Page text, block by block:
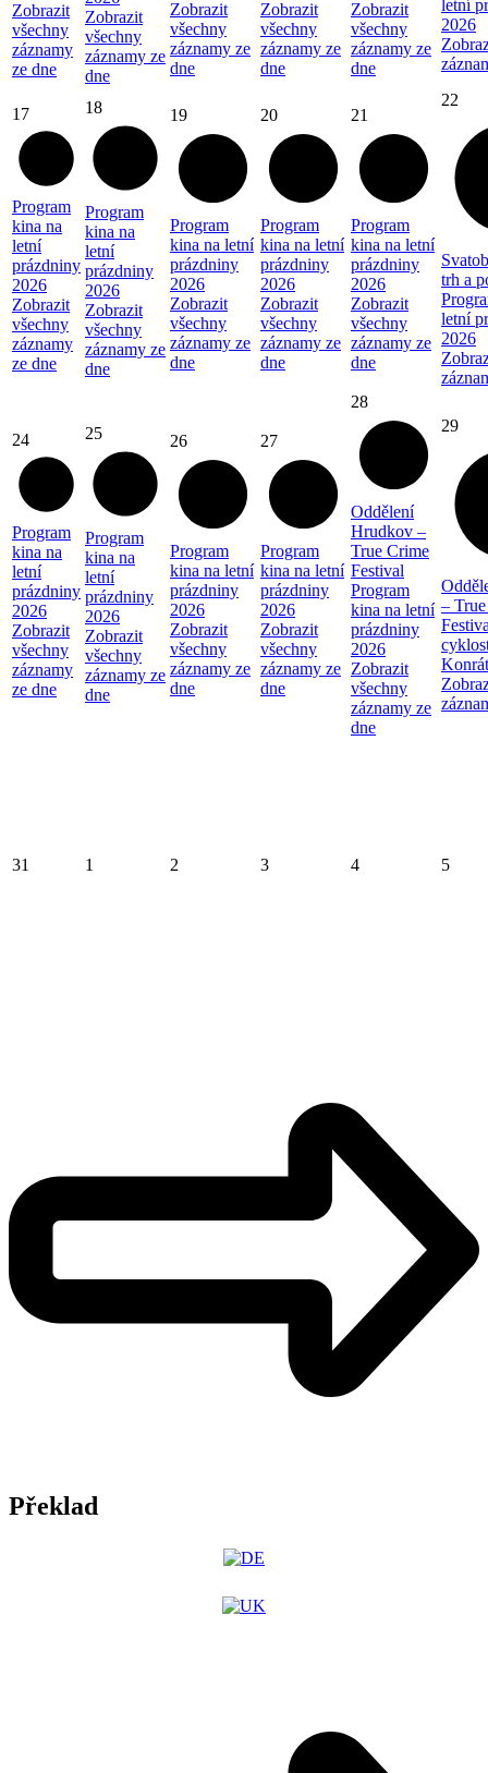
Zobrazit
všechny
záznamy
ze dne
Zobrazit
všechny
záznamy ze
dne
Zobrazit
všechny
záznamy ze
dne
Zobrazit
všechny
záznamy ze
dne
Zobrazit
všechny
záznamy ze
dne
letní
2026
17
Program
kina na
letní
prázdniny
2026
Zobrazit
všechny
záznamy
ze dne
18
Program
kina na
letní
prázdniny
2026
Zobrazit
všechny
záznamy ze
dne
19
Program
kina na letní
prázdniny
2026
Zobrazit
všechny
záznamy ze
dne
20
Program
kina na letní
prázdniny
2026
Zobrazit
všechny
záznamy ze
dne
21
Program
kina na letní
prázdniny
2026
Zobrazit
všechny
záznamy ze
dne
22
trh a
letní
2026
24
Program
kina na
letní
prázdniny
2026
Zobrazit
všechny
záznamy
ze dne
25
Program
kina na
letní
prázdniny
2026
Zobrazit
všechny
záznamy ze
dne
26
Program
kina na letní
prázdniny
2026
Zobrazit
všechny
záznamy ze
dne
27
Program
kina na letní
prázdniny
2026
Zobrazit
všechny
záznamy ze
dne
28
Oddělení
Hrudkov –
True Crime
Festival
Program
kina na letní
prázdniny
2026
Zobrazit
všechny
záznamy ze
dne
29
–
31 1 2 3 4 5
Překlad